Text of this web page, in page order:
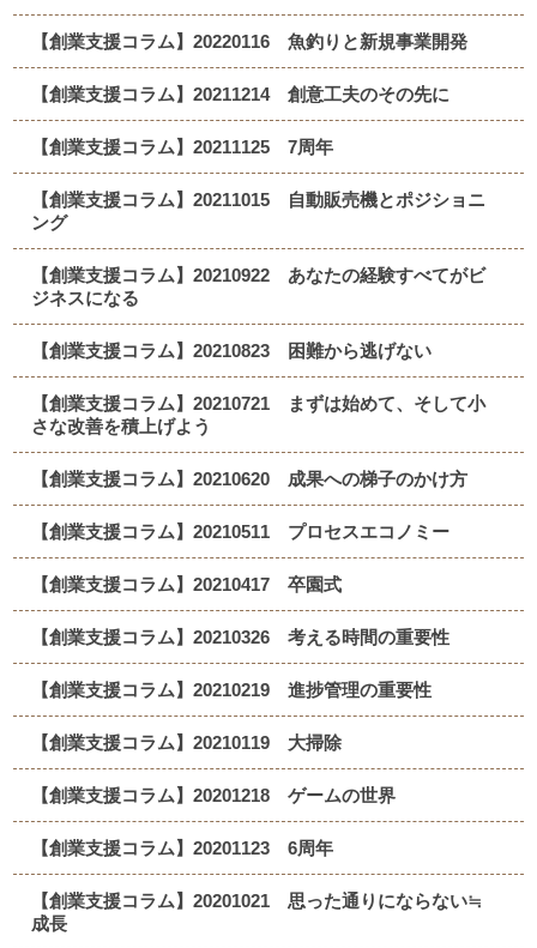
【創業支援コラム】20220116 魚釣りと新規事業開発
【創業支援コラム】20211214 創意工夫のその先に
【創業支援コラム】20211125 7周年
【創業支援コラム】20211015 自動販売機とポジショニ
ング
【創業支援コラム】20210922 あなたの経験すべてがビ
ジネスになる
【創業支援コラム】20210823 困難から逃げない
【創業支援コラム】20210721 まずは始めて、そして小
さな改善を積上げよう
【創業支援コラム】20210620 成果への梯子のかけ方
【創業支援コラム】20210511 プロセスエコノミー
【創業支援コラム】20210417 卒園式
【創業支援コラム】20210326 考える時間の重要性
【創業支援コラム】20210219 進捗管理の重要性
【創業支援コラム】20210119 大掃除
【創業支援コラム】20201218 ゲームの世界
【創業支援コラム】20201123 6周年
【創業支援コラム】20201021 思った通りにならない≒
成長